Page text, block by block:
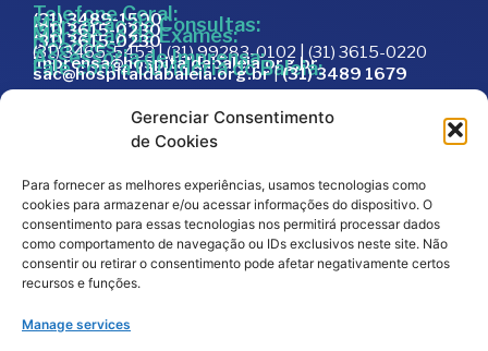
Gerenciar Consentimento
de Cookies
Para fornecer as melhores experiências, usamos tecnologias como
cookies para armazenar e/ou acessar informações do dispositivo. O
consentimento para essas tecnologias nos permitirá processar dados
como comportamento de navegação ou IDs exclusivos neste site. Não
consentir ou retirar o consentimento pode afetar negativamente certos
recursos e funções.
Manage services
Telefone Geral:
(31) 3489-1500
Marcação de Consultas:
(31) 3615-0230
Marcação de Exames:
(31) 3615-0230
Doações:
(31) 3465-5453 | (31) 99283-0102 | (31) 3615-0220
Assessoria de Imprensa:
imprensa@hospitaldabaleia.org.br
Fale com a Ouvidoria do Baleia:
sac@hospitaldabaleia.org.br|(31) 3489 1679
Trabalhe Conosco
Editais
Política de Privacidade
Código de Integridade